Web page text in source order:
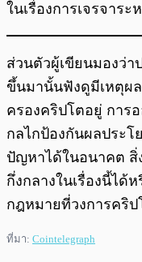
ในเรื่องการเจรจาระ
ส่วนตัวผู้เขียนมองว่า
ขึ้นมานั้นฟังดูมีเหตุผ
ครองคริปโตอยู่ การ
กลไกป้องกันผลประโ
ปัญหาได้ในอนาคต สิ่
กึ่งกลางในเรื่องนี้ได้
กฎหมายที่วงการคริ
ที่มา: Cointelegraph